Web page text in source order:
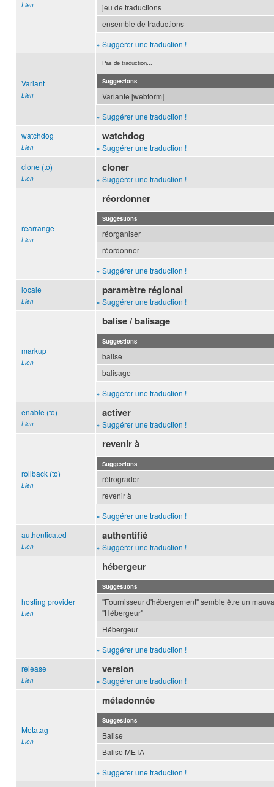
Lien
jeu de traductions
ensemble de traductions
» Suggérer une traduction !
Variant
Lien
Pas de traduction...
Suggestions
Variante [webform]
» Suggérer une traduction !
watchdog
Lien
watchdog
» Suggérer une traduction !
clone (to)
Lien
cloner
» Suggérer une traduction !
rearrange
Lien
réordonner
Suggestions
réorganiser
réordonner
» Suggérer une traduction !
locale
Lien
paramètre régional
» Suggérer une traduction !
markup
Lien
balise / balisage
Suggestions
balise
balisage
» Suggérer une traduction !
enable (to)
Lien
activer
» Suggérer une traduction !
rollback (to)
Lien
revenir à
Suggestions
rétrograder
revenir à
» Suggérer une traduction !
authenticated
Lien
authentifié
» Suggérer une traduction !
hosting provider
Lien
hébergeur
Suggestions
"Fournisseur d'hébergement" semble être un
"Hébergeur"
Hébergeur
» Suggérer une traduction !
release
Lien
version
» Suggérer une traduction !
Metatag
Lien
métadonnée
Suggestions
Balise
Balise META
» Suggérer une traduction !